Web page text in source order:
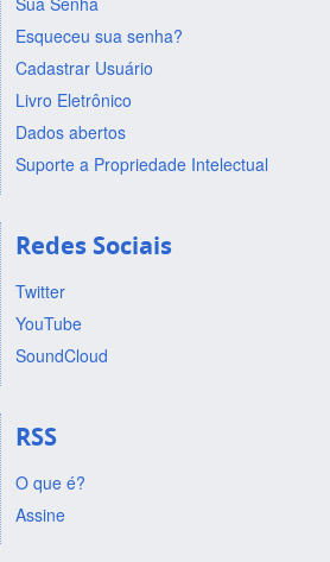
Esqueceu sua senha?
Cadastrar Usuário
Livro Eletrônico
Dados abertos
Suporte a Propriedade Intelectual
Redes Sociais
Twitter
YouTube
SoundCloud
RSS
O que é?
Assine